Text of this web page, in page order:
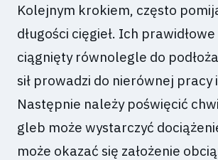
Kolejnym krokiem, często
długości cięgieł. Ich
ciągnięty równolegle do
sił prowadzi do nierównej pracy
Następnie należy poświęcić
gleb może wystarczyć
może okazać się założenie